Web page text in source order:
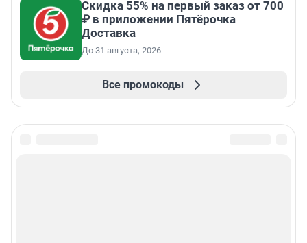
Скидка 55% на первый заказ от 700
₽ в приложении Пятёрочка
Доставка
До 31 августа, 2026
Все промокоды